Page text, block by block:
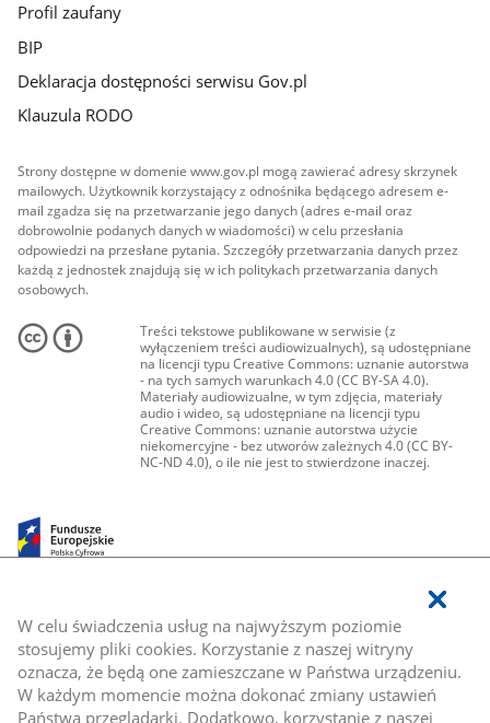
W celu świadczenia usług na najwyższym poziomie
stosujemy pliki cookies. Korzystanie z naszej witryny
oznacza, że będą one zamieszczane w Państwa urządzeniu.
W każdym momencie można dokonać zmiany ustawień
Państwa przeglądarki. Dodatkowo, korzystanie z naszej
Profil zaufany
BIP
Deklaracja dostępności serwisu Gov.pl
Klauzula RODO
Strony dostępne w domenie www.gov.pl mogą zawierać adresy skrzynek
mailowych. Użytkownik korzystający z odnośnika będącego adresem e-
mail zgadza się na przetwarzanie jego danych (adres e-mail oraz
dobrowolnie podanych danych w wiadomości) w celu przesłania
odpowiedzi na przesłane pytania. Szczegóły przetwarzania danych przez
każdą z jednostek znajdują się w ich politykach przetwarzania danych
osobowych.
Treści tekstowe publikowane w serwisie (z
wyłączeniem treści audiowizualnych), są udostępniane
na licencji typu Creative Commons: uznanie autorstwa
- na tych samych warunkach 4.0 (CC BY-SA 4.0).
Materiały audiowizualne, w tym zdjęcia, materiały
audio i wideo, są udostępniane na licencji typu
Creative Commons: uznanie autorstwa użycie
niekomercyjne - bez utworów zależnych 4.0 (CC BY-
NC-ND 4.0), o ile nie jest to stwierdzone inaczej.